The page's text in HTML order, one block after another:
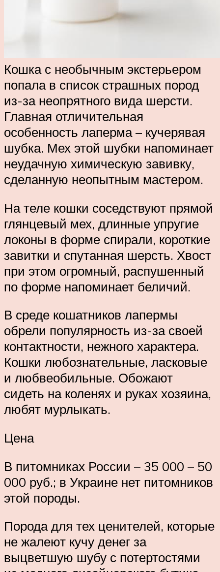
Кошка с необычным экстерьером
попала в список страшных пород
из-за неопрятного вида шерсти.
Главная отличительная
особенность лаперма – кучерявая
шубка. Мех этой шубки напоминает
неудачную химическую завивку,
сделанную неопытным мастером.
На теле кошки соседствуют прямой
глянцевый мех, длинные упругие
локоны в форме спирали, короткие
завитки и спутанная шерсть. Хвост
при этом огромный, распушенный
по форме напоминает беличий.
В среде кошатников лапермы
обрели популярность из-за своей
контактности, нежного характера.
Кошки любознательные, ласковые
и любвеобильные. Обожают
сидеть на коленях и руках хозяина,
любят мурлыкать.
Цена
В питомниках России – 35 000 – 50
000 руб.; в Украине нет питомников
этой породы.
Порода для тех ценителей, которые
не жалеют кучу денег за
выцветшую шубу с потертостями